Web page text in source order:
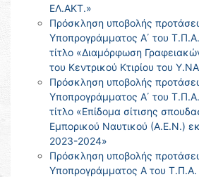
ΕΛ.ΑΚΤ.»
Πρόσκληση υποβολής
Υποπρογράμματος Α΄ του
τίτλο «Διαμόρφωση
του Κεντρικού Κτιρίου του
Πρόσκληση υποβολής
Υποπρογράμματος Α΄ του
τίτλο «Επίδομα σίτισης
Εμπορικού Ναυτικού (Α.Ε.Ν.)
2023-2024»
Πρόσκληση υποβολής
Υποπρογράμματος Α του